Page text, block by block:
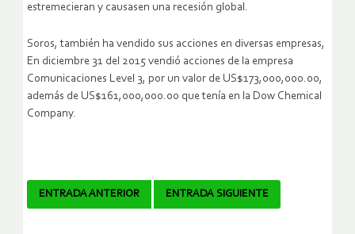
estremecieran y causasen una recesión global.
Soros, también ha vendido sus acciones en diversas empresas,
En diciembre 31 del 2015 vendió acciones de la empresa
Comunicaciones Level 3, por un valor de US$173,000,000.00,
además de US$161,000,000.00 que tenía en la Dow Chemical
Company.
Navegador
ENTRADA ANTERIOR ENTRADA SIGUIENTE